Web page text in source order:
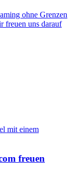
ohne Grenzen
freuen uns darauf
freuen